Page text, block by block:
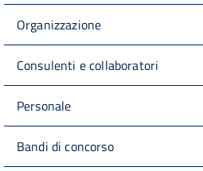
Organizzazione
Consulenti e collaboratori
Personale
Bandi di concorso